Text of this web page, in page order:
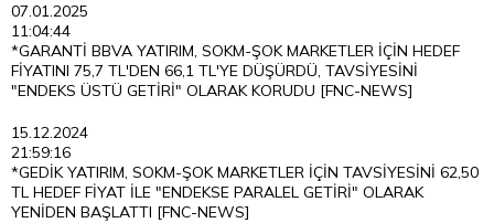
07.01.2025
11:04:44
*GARANTİ BBVA YATIRIM, SOKM-ŞOK MARKETLER İÇİN HEDEF
FİYATINI 75,7 TL'DEN 66,1 TL'YE DÜŞÜRDÜ, TAVSİYESİNİ
"ENDEKS ÜSTÜ GETİRİ" OLARAK KORUDU [FNC-NEWS]
15.12.2024
21:59:16
*GEDİK YATIRIM, SOKM-ŞOK MARKETLER İÇİN TAVSİYESİNİ 62,50
TL HEDEF FİYAT İLE "ENDEKSE PARALEL GETİRİ" OLARAK
YENİDEN BAŞLATTI [FNC-NEWS]